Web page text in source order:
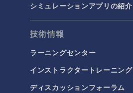
シミュレーションアプリの紹介
技術情報
ラーニングセンター
インストラクタートレーニング
ディスカッションフォーラム